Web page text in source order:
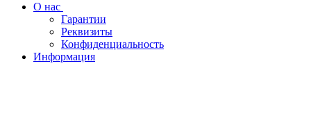
О нас
Гарантии
Реквизиты
Конфиденциальность
Информация